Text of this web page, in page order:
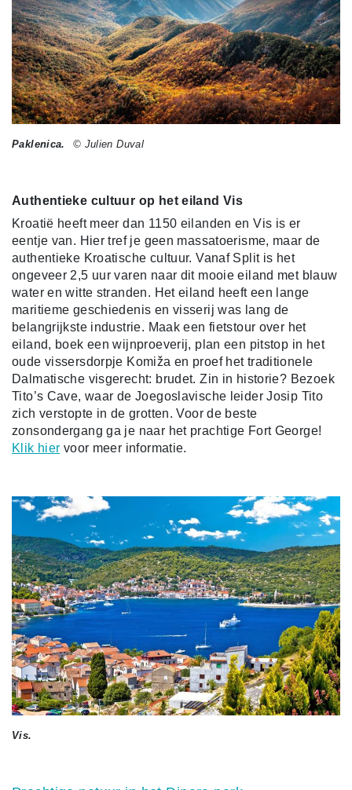
Paklenica. © Julien Duval
Authentieke cultuur op het eiland Vis
Kroatië heeft meer dan 1150 eilanden en Vis is er
eentje van. Hier tref je geen massatoerisme, maar de
authentieke Kroatische cultuur. Vanaf Split is het
ongeveer 2,5 uur varen naar dit mooie eiland met blauw
water en witte stranden. Het eiland heeft een lange
maritieme geschiedenis en visserij was lang de
belangrijkste industrie. Maak een fietstour over het
eiland, boek een wijnproeverij, plan een pitstop in het
oude vissersdorpje Komiža en proef het traditionele
Dalmatische visgerecht: brudet. Zin in historie? Bezoek
Tito’s Cave, waar de Joegoslavische leider Josip Tito
zich verstopte in de grotten. Voor de beste
zonsondergang ga je naar het prachtige Fort George!
Klik hier voor meer informatie.
Vis.